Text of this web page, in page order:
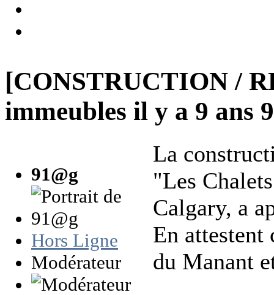
[CONSTRUCTION /
immeubles il y a 9 ans
91@g
Hors Ligne
Modérateur
La
"Les
Calgary, a
En attestent
du Manant